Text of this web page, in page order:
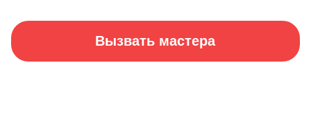
Вызвать мастера